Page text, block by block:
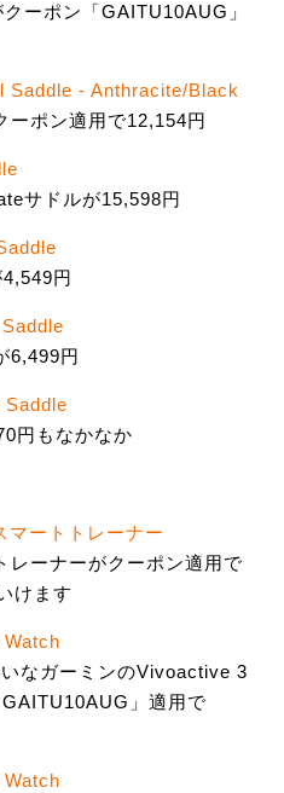
ーポン「GAITU10AUG」
Saddle - Anthracite/Black
ポン適用で12,154円
サドルが15,598円
円
6,499円
円もなかなか
ートトレーナー
ーナーがクーポン適用で
けます
なガーミンのVivoactive 3
」適用で